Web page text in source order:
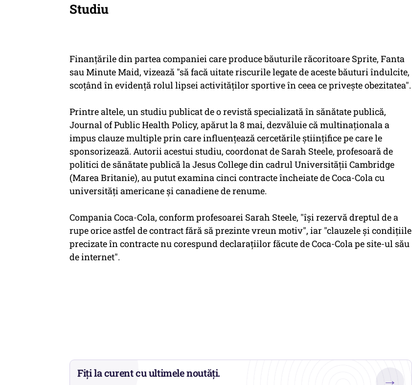
Studiu
Finanţările din partea companiei care produce băuturile răcoritoare Sprite, Fanta
sau Minute Maid, vizează "să facă uitate riscurile legate de aceste băuturi îndulcite,
scoţând în evidenţă rolul lipsei activităţilor sportive în ceea ce priveşte obezitatea".
Printre altele, un studiu publicat de o revistă specializată în sănătate publică,
Journal of Public Health Policy, apărut la 8 mai, dezvăluie că multinaţionala a
impus clauze multiple prin care influenţează cercetările ştiinţifice pe care le
sponsorizează. Autorii acestui studiu, coordonat de Sarah Steele, profesoară de
politici de sănătate publică la Jesus College din cadrul Universităţii Cambridge
(Marea Britanie), au putut examina cinci contracte încheiate de Coca-Cola cu
universităţi americane şi canadiene de renume.
Compania Coca-Cola, conform profesoarei Sarah Steele, "îşi rezervă dreptul de a
rupe orice astfel de contract fără să prezinte vreun motiv", iar "clauzele şi condiţiile
precizate în contracte nu corespund declaraţiilor făcute de Coca-Cola pe site-ul său
de internet".
Fiți la curent cu ultimele noutăți. →